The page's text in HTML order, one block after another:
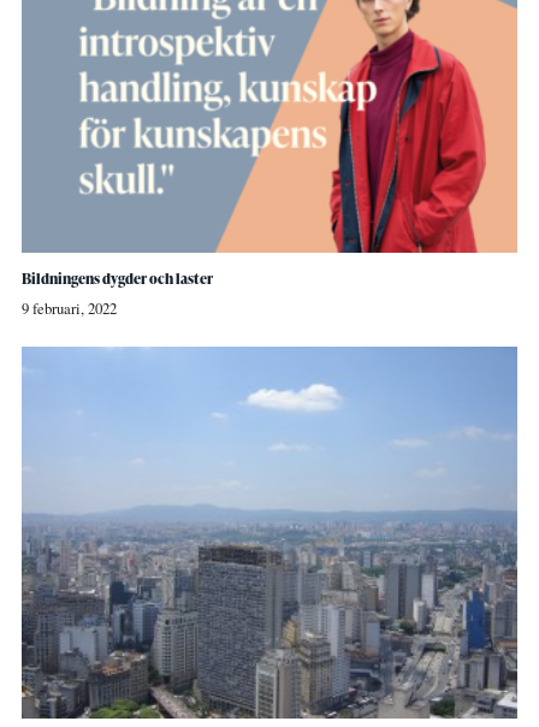
Bildningens dygder och laster
9 februari, 2022